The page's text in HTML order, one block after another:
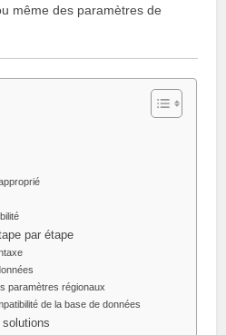
même des paramètres de
par étape
paramètres régionaux
de la base de données
solutions